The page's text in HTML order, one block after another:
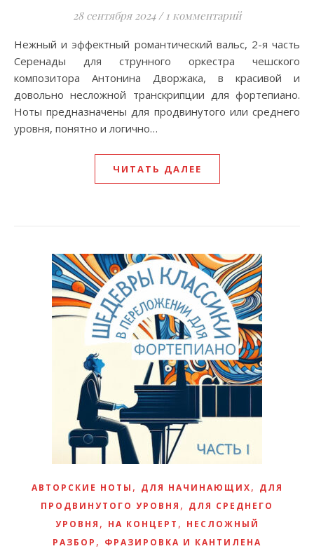
28 сентября 2024 / 1 комментарий
Нежный и эффектный романтический вальс, 2-я часть
Серенады для струнного оркестра чешского
композитора Антонина Дворжака, в красивой и
довольно несложной транскрипции для фортепиано.
Ноты предназначены для продвинутого или среднего
уровня, понятно и логично…
ЧИТАТЬ ДАЛЕЕ
АВТОРСКИЕ НОТЫ , ДЛЯ НАЧИНАЮЩИХ, ДЛЯ
ПРОДВИНУТОГО УРОВНЯ , ДЛЯ СРЕДНЕГО
УРОВНЯ , НА КОНЦЕРТ , НЕСЛОЖНЫЙ
РАЗБОР , ФРАЗИРОВКА И КАНТИЛЕНА